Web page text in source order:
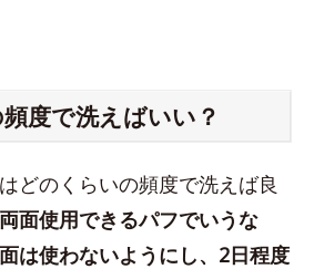
度で洗えばいい？
どのくらいの頻度で洗えば良
両面使用できるパフでいうな
は使わないようにし、2日程度